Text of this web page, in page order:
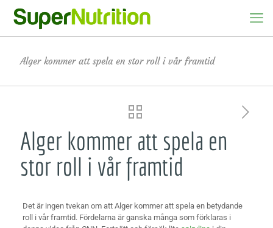
Alger kommer att spela en stor roll i vår framtid
Alger kommer att spela en
stor roll i vår framtid
Det är ingen tvekan om att Alger kommer att spela en betydande
roll i vår framtid. Fördelarna är ganska många som förklaras i